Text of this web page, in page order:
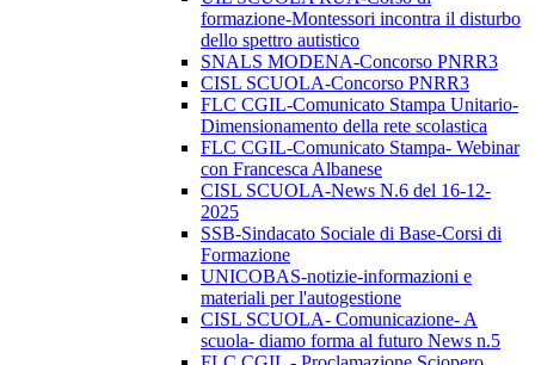
formazione-Montessori incontra il disturbo
dello spettro autistico
SNALS MODENA-Concorso PNRR3
CISL SCUOLA-Concorso PNRR3
FLC CGIL-Comunicato Stampa Unitario-
Dimensionamento della rete scolastica
FLC CGIL-Comunicato Stampa- Webinar
con Francesca Albanese
CISL SCUOLA-News N.6 del 16-12-
2025
SSB-Sindacato Sociale di Base-Corsi di
Formazione
UNICOBAS-notizie-informazioni e
materiali per l'autogestione
CISL SCUOLA- Comunicazione- A
scuola- diamo forma al futuro News n.5